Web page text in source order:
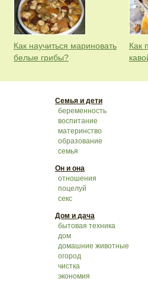
Как научиться мариновать
белые грибы?
Как
Семья и дети
беременность
воспитание
материнство
образование
семья
Он и она
отношения
поцелуй
секс
Дом и дача
бытовая техника
дом
домашние животные
огород
чистка
экономия